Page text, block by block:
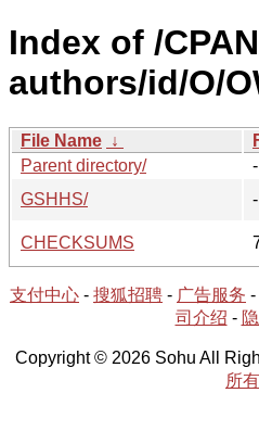
Index of /
authors/id/O/
File Name ↓
Parent directory/
-
GSHHS/
-
CHECKSUMS
支付中心 - 搜狐招聘 - 广告服务 -
司介绍 -
Copyright © 2026 Sohu All
所有